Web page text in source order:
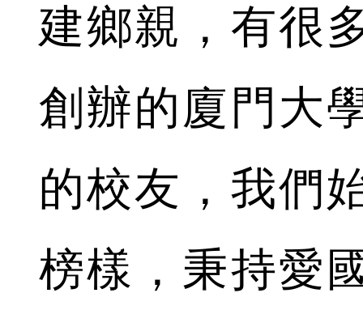
建鄉親，有很
創辦的廈門大
的校友，我們
榜樣，秉持愛